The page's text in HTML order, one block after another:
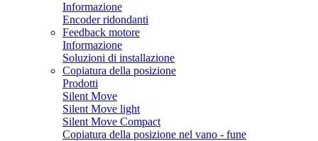
Informazione
Encoder ridondanti
Feedback motore
Informazione
Soluzioni di installazione
Copiatura della posizione
Prodotti
Silent Move
Silent Move light
Silent Move Compact
Copiatura della posizione nel vano - fune